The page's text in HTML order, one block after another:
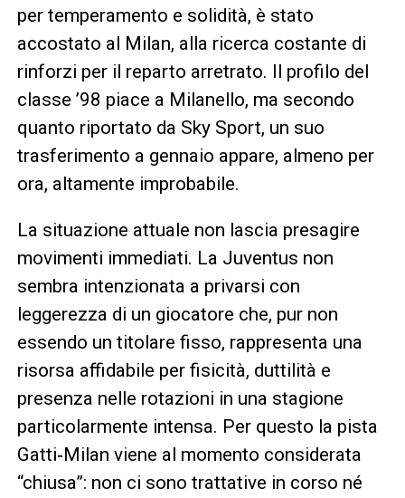
per temperamento e solidità, è stato
accostato al Milan, alla ricerca costante di
rinforzi per il reparto arretrato. Il profilo del
classe ’98 piace a Milanello, ma secondo
quanto riportato da Sky Sport, un suo
trasferimento a gennaio appare, almeno per
ora, altamente improbabile.
La situazione attuale non lascia presagire
movimenti immediati. La Juventus non
sembra intenzionata a privarsi con
leggerezza di un giocatore che, pur non
essendo un titolare fisso, rappresenta una
risorsa affidabile per fisicità, duttilità e
presenza nelle rotazioni in una stagione
particolarmente intensa. Per questo la pista
Gatti‑Milan viene al momento considerata
“chiusa”: non ci sono trattative in corso né